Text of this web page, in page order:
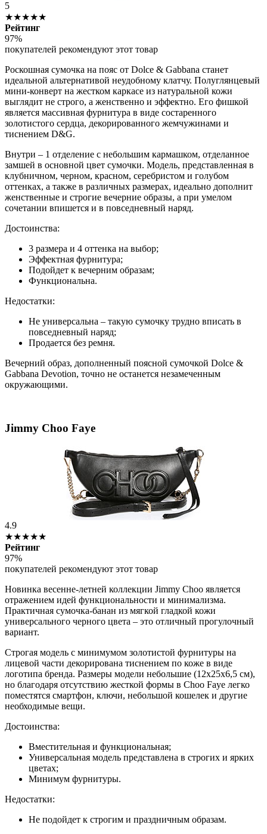
5
★★★★★
Рейтинг
97%
покупателей рекомендуют этот товар
Роскошная сумочка на пояс от Dolce & Gabbana станет
идеальной альтернативой неудобному клатчу. Полуглянцевый
мини-конверт на жестком каркасе из натуральной кожи
выглядит не строго, а женственно и эффектно. Его фишкой
является массивная фурнитура в виде состаренного
золотистого сердца, декорированного жемчужинами и
тиснением D&G.
Внутри – 1 отделение с небольшим кармашком, отделанное
замшей в основной цвет сумочки. Модель, представленная в
клубничном, черном, красном, серебристом и голубом
оттенках, а также в различных размерах, идеально дополнит
женственные и строгие вечерние образы, а при умелом
сочетании впишется и в повседневный наряд.
Достоинства:
3 размера и 4 оттенка на выбор;
Эффектная фурнитура;
Подойдет к вечерним образам;
Функциональна.
Недостатки:
Не универсальна – такую сумочку трудно вписать в
повседневный наряд;
Продается без ремня.
Вечерний образ, дополненный поясной сумочкой Dolce &
Gabbana Devotion, точно не останется незамеченным
окружающими.
Jimmy Choo Faye
4.9
★★★★★
Рейтинг
97%
покупателей рекомендуют этот товар
Новинка весенне-летней коллекции Jimmy Choo является
отражением идей функциональности и минимализма.
Практичная сумочка-банан из мягкой гладкой кожи
универсального черного цвета – это отличный прогулочный
вариант.
Строгая модель с минимумом золотистой фурнитуры на
лицевой части декорирована тиснением по коже в виде
логотипа бренда. Размеры модели небольшие (12х25х6,5 см),
но благодаря отсутствию жесткой формы в Choo Faye легко
поместятся смартфон, ключи, небольшой кошелек и другие
необходимые вещи.
Достоинства:
Вместительная и функциональная;
Универсальная модель представлена в строгих и ярких
цветах;
Минимум фурнитуры.
Недостатки:
Не подойдет к строгим и праздничным образам.